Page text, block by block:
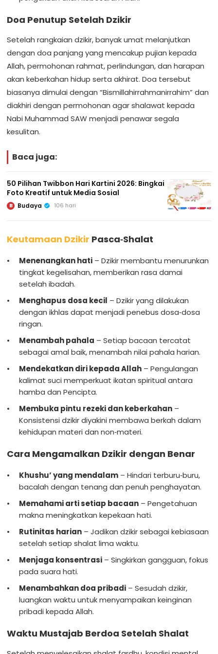
Doa Penutup Setelah Dzikir
Setelah rangkaian dzikir, banyak umat melanjutkan
dengan doa panjang yang mencakup pujian kepada
Allah, permohonan rahmat, perlindungan, dan harapan
akan keberkahan hidup serta akhirat. Doa tersebut
biasanya dimulai dengan “Bismillahirrahmanirrahim” dan
diakhiri dengan permohonan agar shalawat kepada
Nabi Muhammad SAW menjadi penawar segala
kesulitan.
Baca juga:
50 Pilihan Twibbon Hari Kartini 2026: Bingkai
Foto Kreatif untuk Media Sosial
B Budaya 106 hari
Keutamaan Dzikir Pasca‑Shalat
Menenangkan hati – Dzikir membantu menurunkan
tingkat kegelisahan, memberikan rasa damai
setelah ibadah.
Menghapus dosa kecil – Dzikir yang dilakukan
dengan ikhlas dapat menjadi penebus dosa‑dosa
ringan.
Menambah pahala – Setiap bacaan tercatat
sebagai amal baik, menambah nilai pahala harian.
Mendekatkan diri kepada Allah – Pengulangan
kalimat suci memperkuat ikatan spiritual antara
hamba dan Pencipta.
Membuka pintu rezeki dan keberkahan –
Konsistensi dzikir diyakini membawa berkah dalam
kehidupan materi dan non‑materi.
Cara Mengamalkan Dzikir dengan Benar
Khushu’ yang mendalam – Hindari terburu‑buru,
bacalah dengan tenang dan penuh penghayatan.
Memahami arti setiap bacaan – Pengetahuan
makna meningkatkan kepekaan hati.
Rutinitas harian – Jadikan dzikir sebagai kebiasaan
setelah setiap shalat lima waktu.
Menjaga konsentrasi – Singkirkan gangguan, fokus
pada suara hati.
Menambahkan doa pribadi – Sesudah dzikir,
luangkan waktu untuk menyampaikan keinginan
pribadi kepada Allah.
Waktu Mustajab Berdoa Setelah Shalat